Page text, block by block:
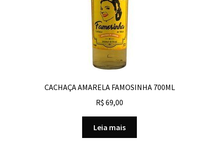
CACHAÇA AMARELA FAMOSINHA 700ML
R$ 69,00
Leia mais